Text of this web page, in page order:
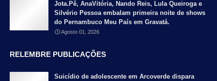
Jota.Pê, AnaVitória, Nando Reis, Lula Queiroga e
Silvério Pessoa embalam primeira noite de shows
do Pernambuco Meu País em Gravatá.
Agosto 01, 2026
RELEMBRE PUBLICAÇÕES
Suicídio de adolescente em Arcoverde dispara